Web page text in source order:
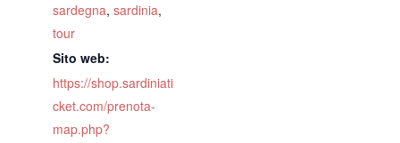
sardegna, sardinia,
tour
Sito web:
https://shop.sardiniati
cket.com/prenota-
map.php?